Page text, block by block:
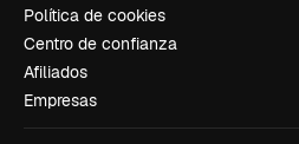
Política de cookies
Centro de confianza
Afiliados
Empresas